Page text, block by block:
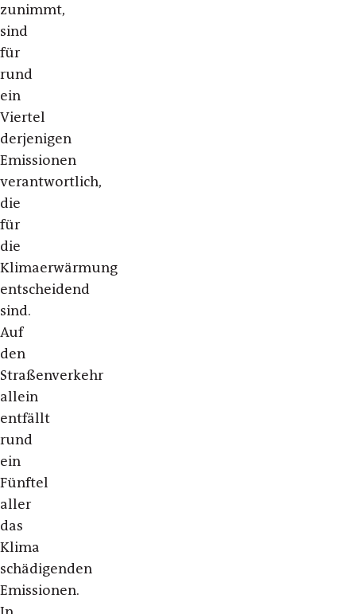
zunimmt,
sind
für
rund
ein
Viertel
derjenigen
Emissionen
verantwortlich,
die
für
die
Klimaerwärmung
entscheidend
sind.
Auf
den
Straßenverkehr
allein
entfällt
rund
ein
Fünftel
aller
das
Klima
schädigenden
Emissionen.